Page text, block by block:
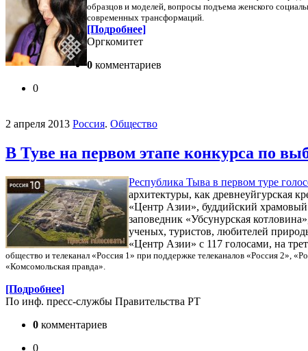
образцов и моделей, вопросы подъема женского
современных трансформаций.
[Подробнее]
Оргкомитет
0 комментариев
0
2 апреля 2013 Россия. Общество
В Туве на первом этапе конкурса по
Республика Тыва в первом туре
архитектуры, как древнеуйгурская
«Центр Азии», буддийский
заповедник «Убсунурская
ученых, туристов, любителей
«Центр Азии» с 117 голосами, на
общество и телеканал «Россия 1» при поддержке телеканалов «Россия 2»,
«Комсомольская правда».
[Подробнее]
По инф. пресс-службы Правительства РТ
0 комментариев
0